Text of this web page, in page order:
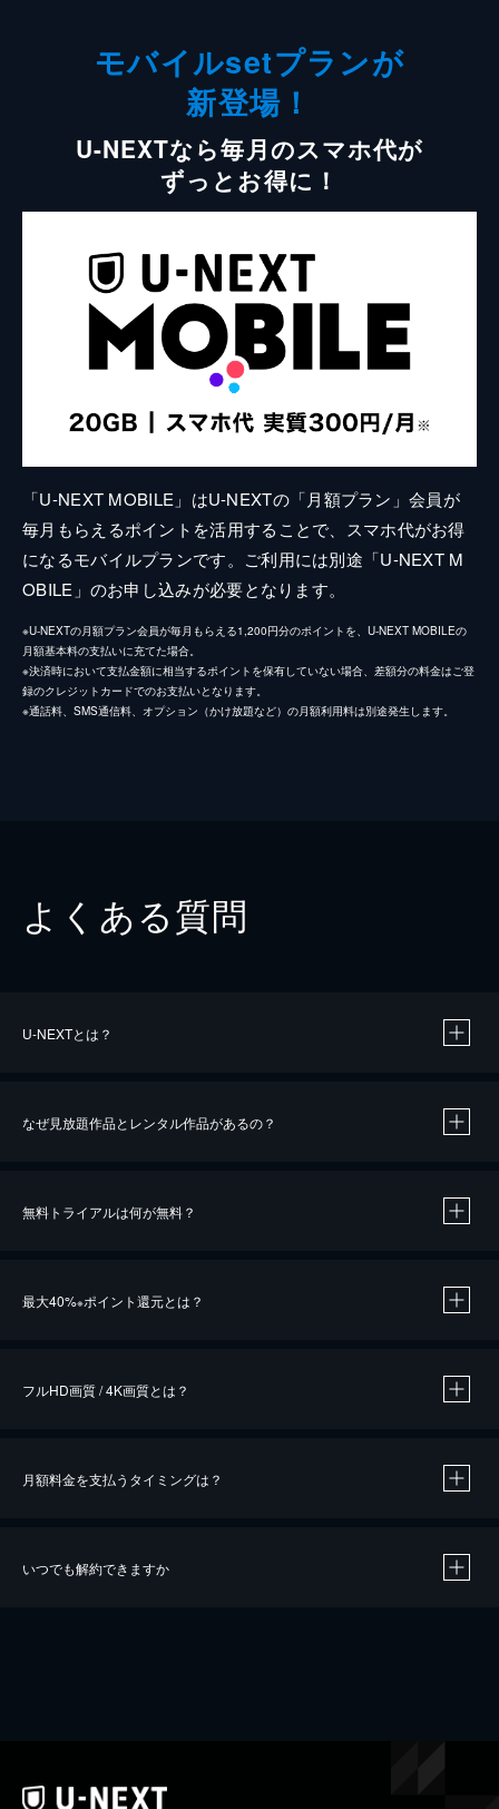
モバイルsetプランが
新登場！
U-NEXTなら毎月のスマホ代が
ずっとお得に！
「U-NEXT MOBILE」はU-NEXTの「月額プラン」会員が
毎月もらえるポイントを活用することで、スマホ代がお得
になるモバイルプランです。ご利用には別途「U-NEXT M
OBILE」のお申し込みが必要となります。
※U-NEXTの月額プラン会員が毎月もらえる1,200円分のポイントを、U-NEXT MOBILEの
月額基本料の支払いに充てた場合。
※決済時において支払金額に相当するポイントを保有していない場合、差額分の料金はご登
録のクレジットカードでのお支払いとなります。
※通話料、SMS通信料、オプション（かけ放題など）の月額利用料は別途発生します。
よくある質問
U-NEXTとは？
なぜ見放題作品とレンタル作品があるの？
無料トライアルは何が無料？
最大40%※ポイント還元とは？
※40％ポイント還元の対象は、クレジットカード決済による作品の購入 / レンタルです。
フルHD画質 / 4K画質とは？
月額料金を支払うタイミングは？
いつでも解約できますか